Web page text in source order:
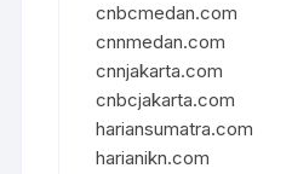
cnbcmedan.com
cnnmedan.com
cnnjakarta.com
cnbcjakarta.com
hariansumatra.com
harianikn.com